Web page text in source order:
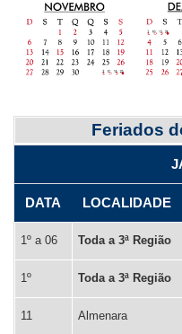
tabelas
com
legendas.
Feriados
DATA LOCALIDADE
1º a 06 Toda a 3ª Região
1º Toda a 3ª Região
11 Almenara